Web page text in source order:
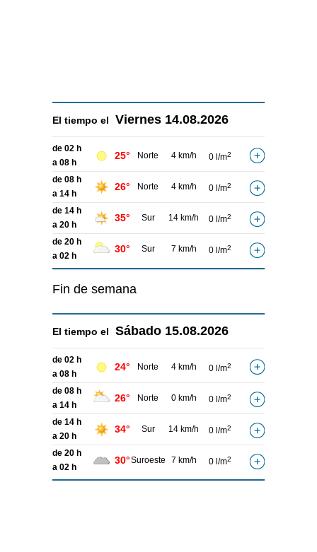
El tiempo el Viernes 14.08.2026
de 02 h
a 08 h
25° Norte 4 km/h 0 l/m2
de 08 h
a 14 h
26° Norte 4 km/h 0 l/m2
de 14 h
a 20 h
35° Sur 14 km/h 0 l/m2
de 20 h
a 02 h
30° Sur 7 km/h 0 l/m2
Fin de semana
El tiempo el Sábado 15.08.2026
de 02 h
a 08 h
24° Norte 4 km/h 0 l/m2
de 08 h
a 14 h
26° Norte 0 km/h 0 l/m2
de 14 h
a 20 h
34° Sur 14 km/h 0 l/m2
de 20 h
a 02 h
30°Suroeste 7 km/h 0 l/m2